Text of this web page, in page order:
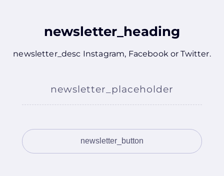
newsletter_heading
newsletter_desc Instagram, Facebook orTwitter.
newsletter_placeholder